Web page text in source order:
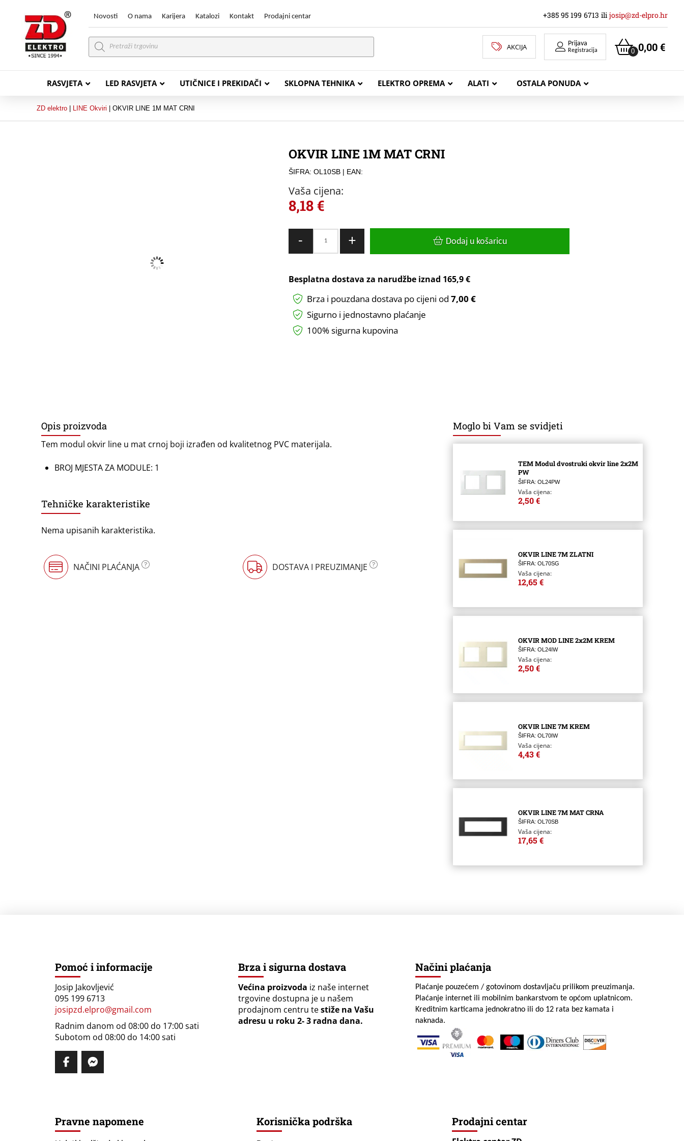
Novosti O nama Karijera Katalozi Kontakt Prodajni centar +385 95 199 6713 ili josip@zd-elpro.hr
Products
search
AKCIJA Prijava
Registracija 0,00€
0
RASVJETA LED RASVJETA UTIČNICE I PREKIDAČI SKLOPNA TEHNIKA ELEKTRO OPREMA ALATI OSTALA PONUDA
ZD elektro LINE Okviri OKVIR LINE 1M MAT CRNI
OKVIR LINE 1M MAT CRNI
ŠIFRA: OL10SB| EAN:
Vaša cijena:
8,18€
-
količina
+ Dodaj u košaricu
Besplatna dostava za narudžbe iznad 165,9 €
Brza i pouzdana dostava po cijeni od 7,00 €
Sigurno i jednostavno plaćanje
100% sigurna kupovina
Opis proizvoda
Tem modul okvir line u mat crnoj boji izrađen od kvalitetnog PVC materijala.
BROJ MJESTA ZA MODULE: 1
Tehničke karakteristike
Nema upisanih karakteristika.
NAČINI PLAĆANJA DOSTAVA I PREUZIMANJE
Moglo bi Vam se svidjeti
TEM Modul dvostruki okvir line 2x2M
PW
ŠIFRA: OL24PW
Vaša cijena:
2,50 €
OKVIR LINE 7M ZLATNI
ŠIFRA: OL70SG
Vaša cijena:
12,65 €
OKVIR MOD LINE 2x2M KREM
ŠIFRA: OL24IW
Vaša cijena:
2,50 €
OKVIR LINE 7M KREM
ŠIFRA: OL70IW
Vaša cijena:
4,43 €
OKVIR LINE 7M MAT CRNA
ŠIFRA: OL70SB
Vaša cijena:
17,65 €
Pomoć i informacije
Josip Jakovljević
095 199 6713
josipzd.elpro@gmail.com
Radnim danom od 08:00 do 17:00 sati
Subotom od 08:00 do 14:00 sati
Brza i sigurna dostava
Većina proizvoda iz naše internet
trgovine dostupna je u našem
prodajnom centru testiže na Vašu
adresu u roku 2- 3 radna dana.
Načini plaćanja
Plaćanje pouzećem / gotovinom dostavljaču prilikom preuzimanja.
Plaćanje internet ili mobilnim bankarstvom te općom uplatnicom.
Kreditnim karticama jednokratno ili do 12 rata bez kamata i
naknada.
Pravne napomene Korisnička podrška Prodajni centar